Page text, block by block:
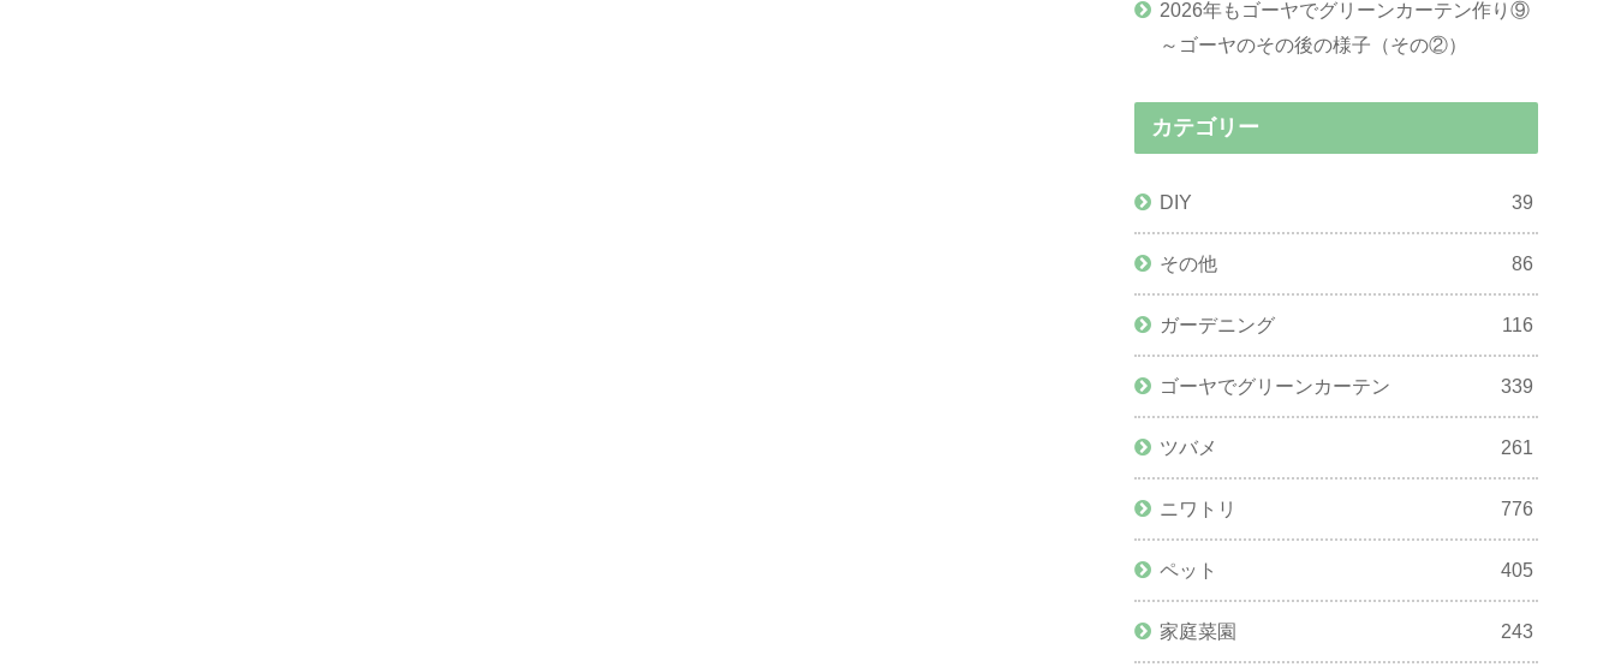
2026年もゴーヤでグリーンカーテン作り⑨
～ゴーヤのその後の様子（その②）
カテゴリー
DIY 39
その他 86
ガーデニング 116
ゴーヤでグリーンカーテン 339
ツバメ 261
ニワトリ 776
ペット 405
家庭菜園 243